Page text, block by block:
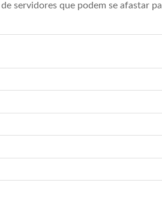
servidores que podem se afastar